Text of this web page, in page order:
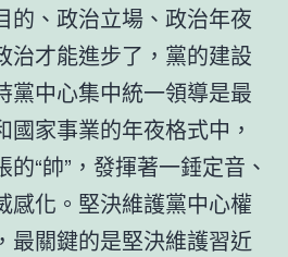
的、政治立場、政治年夜
治才能進步了，黨的建設
黨中心集中統一領導是最
家事業的年夜格式中，
“帥”，發揮著一錘定音、
感化。堅決維護黨中心權
最關鍵的是堅決維護習近